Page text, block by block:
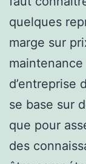
quelques
marge sur
d’entreprise
se base sur
que pour
des